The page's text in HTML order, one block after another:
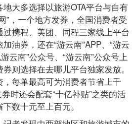
大多选择以旅游OTA平台与自有
”，一个地方发券，全国消费者受
携程、美团、同程三家线上平台
油券，还在“游云南”APP、“游云
云南”公众号、“游云南”公众号上
则选择在去哪儿平台独家发放。
每单最高可为消费者节省上千
时还会配套“十亿补贴”之类的活
数十元至上百元。